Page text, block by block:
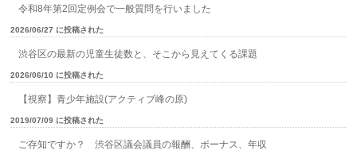
令和8年第2回定例会で一般質問を行いました
2026/06/27 に投稿された
渋谷区の最新の児童生徒数と、そこから見えてくる課題
2026/06/10 に投稿された
【視察】青少年施設(アクティブ峰の原)
2019/07/09 に投稿された
ご存知ですか？ 渋谷区議会議員の報酬、ボーナス、年収